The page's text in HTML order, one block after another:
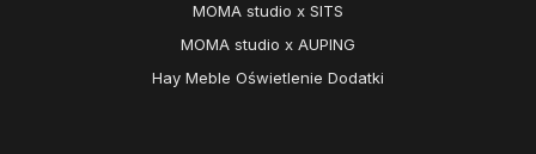
MOMA studio x SITS
MOMA studio x AUPING
Hay Meble Oświetlenie Dodatki